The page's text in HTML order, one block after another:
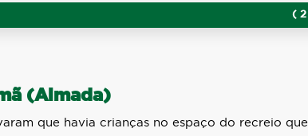
(
(Almada)
que havia crianças no espaço do recreio